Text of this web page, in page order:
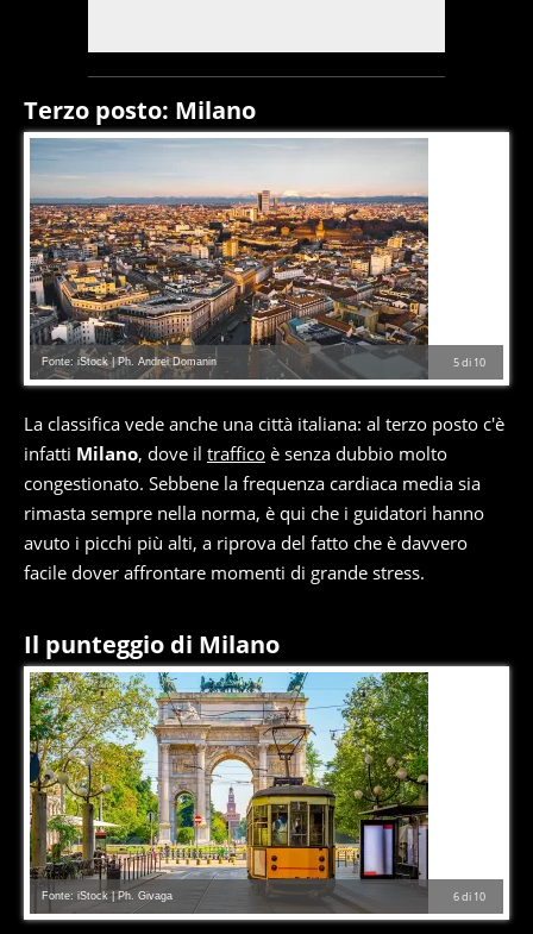
Terzo posto: Milano
5di 10
Fonte: iStock | Ph. Andrei Domanin
La classifica vede anche una città italiana: al terzo posto c'è
infatti Milano, dove il traffico è senza dubbio molto
congestionato. Sebbene la frequenza cardiaca media sia
rimasta sempre nella norma, è qui che i guidatori hanno
avuto i picchi più alti, a riprova del fatto che è davvero
facile dover affrontare momenti di grande stress.
Il punteggio di Milano
6di 10
Fonte: iStock | Ph. Givaga